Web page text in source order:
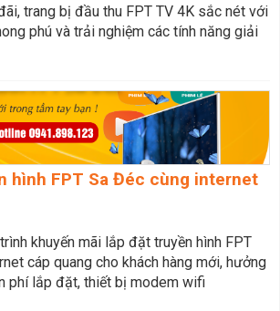
trang bị đầu thu FPT TV 4K sắc nét với
phú và trải nghiệm các tính năng giải
hình FPT Sa Đéc cùng internet
khuyến mãi lắp đặt truyền hình FPT
cáp quang cho khách hàng mới, hưởng
phí lắp đặt, thiết bị modem wifi